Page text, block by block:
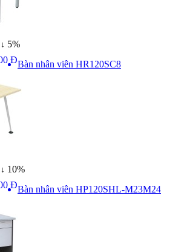
↓ 5%
ĐBàn nhân viên HR120SC8
↓ 10%
ĐBàn nhân viên HP120SHL-M23M24